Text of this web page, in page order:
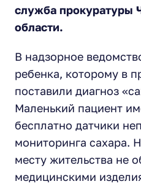
служба прокуратуры
области.
В надзорное
ребенка, которому в
поставили диагноз
Маленький пациент
бесплатно датчики
мониторинга сахара.
месту жительства не
медицинскими